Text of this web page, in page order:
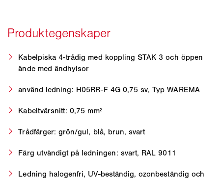
Kabelpiska 4-trådig med koppling STAK 3 och öppen
ände med ändhylsor
använd ledning: H05RR-F 4G 0,75 sv, Typ WAREMA
Kabeltvärsnitt: 0,75 mm²
Trådfärger: grön/gul, blå, brun, svart
Färg utvändigt på ledningen: svart, RAL 9011
Ledning halogenfri, UV-beständig, ozonbeständig och